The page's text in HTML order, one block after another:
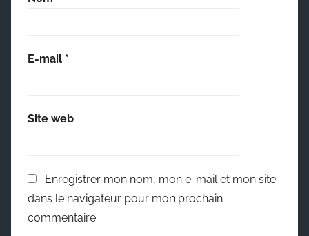
E-mail *
Site web
Enregistrer mon nom, mon e-mail et mon site
dans le navigateur pour mon prochain
commentaire.